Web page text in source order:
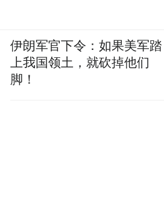
伊朗军官下令：如果美军踏
上我国领土，就砍掉他们
脚！